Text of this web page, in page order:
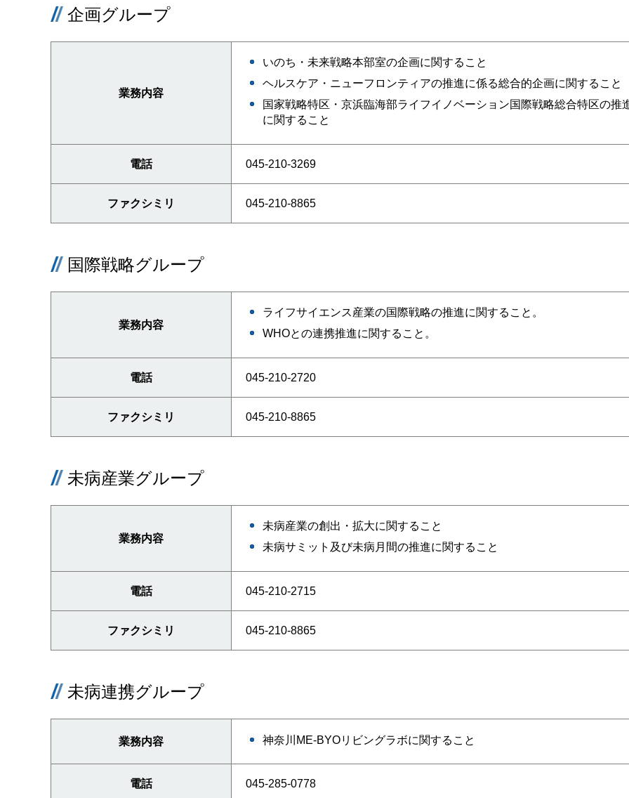
企画グループ
業務内容
いのち・未来戦略本部室の企画に関すること
ヘルスケア・ニューフロンティアの推進に係る総合的企画に関すること
国家戦略特区・京浜臨海部ライフイノベーション国際戦略総合特区の推
に関すること
電話 045-210-3269
ファクシミリ 045-210-8865
国際戦略グループ
業務内容
ライフサイエンス産業の国際戦略の推進に関すること。
WHOとの連携推進に関すること。
電話 045-210-2720
ファクシミリ 045-210-8865
未病産業グループ
業務内容
未病産業の創出・拡大に関すること
未病サミット及び未病月間の推進に関すること
電話 045-210-2715
ファクシミリ 045-210-8865
未病連携グループ
業務内容 神奈川ME-BYOリビングラボに関すること
電話 045-285-0778